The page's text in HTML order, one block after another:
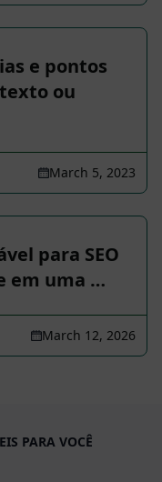
e pontos
ou
March 5, 2023
para SEO
em uma …
March 12, 2026
PARA VOCÊ